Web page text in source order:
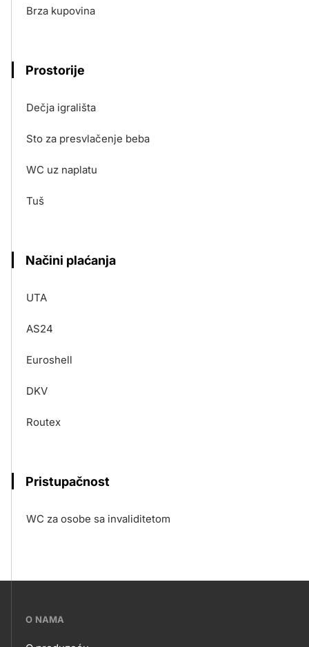
Brza kupovina
Prostorije
Dečja igrališta
Sto za presvlačenje beba
WC uz naplatu
Tuš
Načini plaćanja
UTA
AS24
Euroshell
DKV
Routex
Pristupačnost
WC za osobe sa invaliditetom
???O NAMA